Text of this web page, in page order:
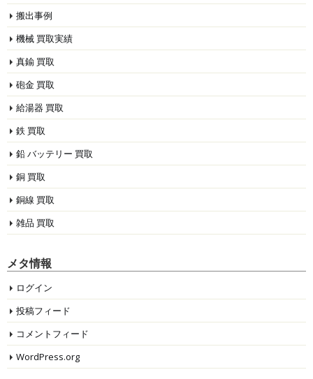
搬出事例
機械 買取実績
真鍮 買取
砲金 買取
給湯器 買取
鉄 買取
鉛 バッテリー 買取
銅 買取
銅線 買取
雑品 買取
メタ情報
ログイン
投稿フィード
コメントフィード
WordPress.org